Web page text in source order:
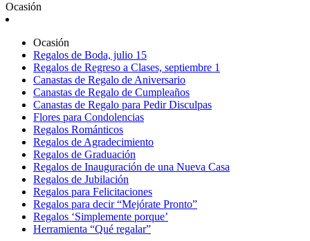
Ocasión
Ocasión
Regalos de Boda, julio 15
Regalos de Regreso a Clases, septiembre 1
Canastas de Regalo de Aniversario
Canastas de Regalo de Cumpleaños
Canastas de Regalo para Pedir Disculpas
Flores para Condolencias
Regalos Románticos
Regalos de Agradecimiento
Regalos de Graduación
Regalos de Inauguración de una Nueva Casa
Regalos de Jubilación
Regalos para Felicitaciones
Regalos para decir “Mejórate Pronto”
Regalos ‘Simplemente porque’
Herramienta “Qué regalar”